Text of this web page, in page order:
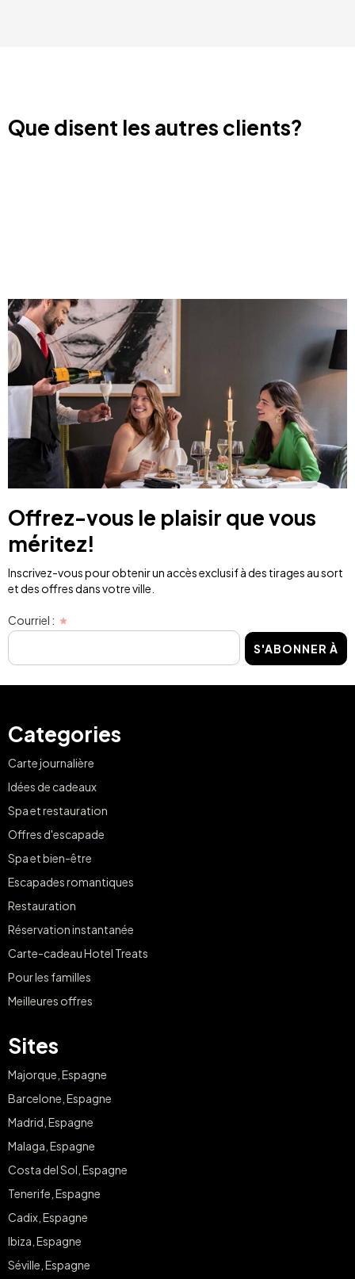
Que disent les autres clients?
Offrez-vous le plaisir que vous
méritez!
Inscrivez-vous pour obtenir un accès exclusif à des tirages au sort
et des offres dans votre ville.
Courriel :
S'ABONNER À
Categories
Carte journalière
Idées de cadeaux
Spa et restauration
Offres d'escapade
Spa et bien-être
Escapades romantiques
Restauration
Réservation instantanée
Carte-cadeau Hotel Treats
Pour les familles
Meilleures offres
Sites
Majorque, Espagne
Barcelone, Espagne
Madrid, Espagne
Malaga, Espagne
Costa del Sol, Espagne
Tenerife, Espagne
Cadix, Espagne
Ibiza, Espagne
Séville, Espagne